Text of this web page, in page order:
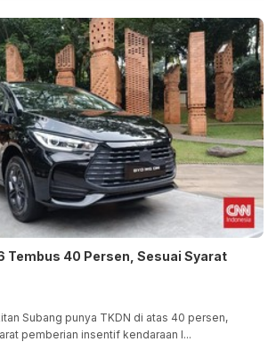
Tembus 40 Persen, Sesuai Syarat
Subang punya TKDN di atas 40 persen,
pemberian insentif kendaraan l...